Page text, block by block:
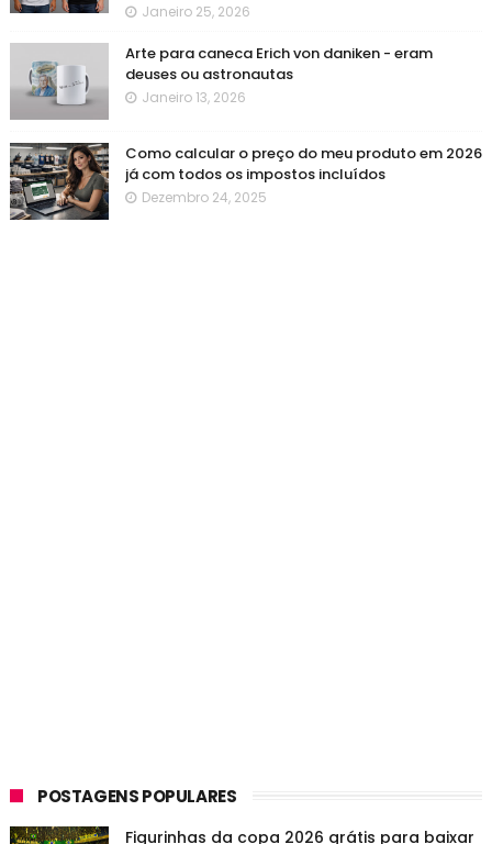
Janeiro 25, 2026
Arte para caneca Erich von daniken - eram
deuses ou astronautas
Janeiro 13, 2026
Como calcular o preço do meu produto em 2026
já com todos os impostos incluídos
Dezembro 24, 2025
POSTAGENS POPULARES
Figurinhas da copa 2026 grátis para baixar